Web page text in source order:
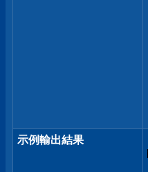
示例輸出結果